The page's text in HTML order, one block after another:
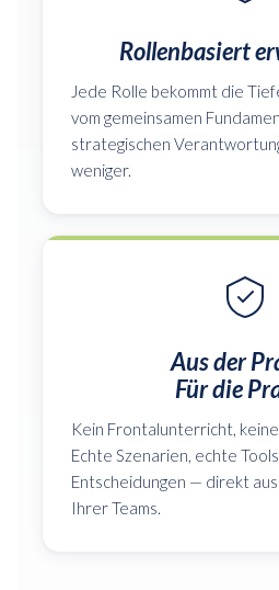
Rollenbasiert
Jede Rolle bekommt die
vom gemeinsamen
strategischen
weniger.
Aus der
Für die
Kein Frontalunterricht,
Echte Szenarien, echte
Entscheidungen — direkt
Ihrer Teams.